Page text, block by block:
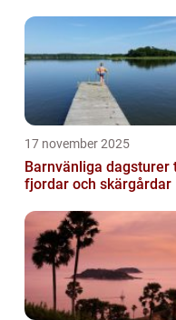
17 november 2025
Barnvänliga dagsturer
fjordar och skärgårdar